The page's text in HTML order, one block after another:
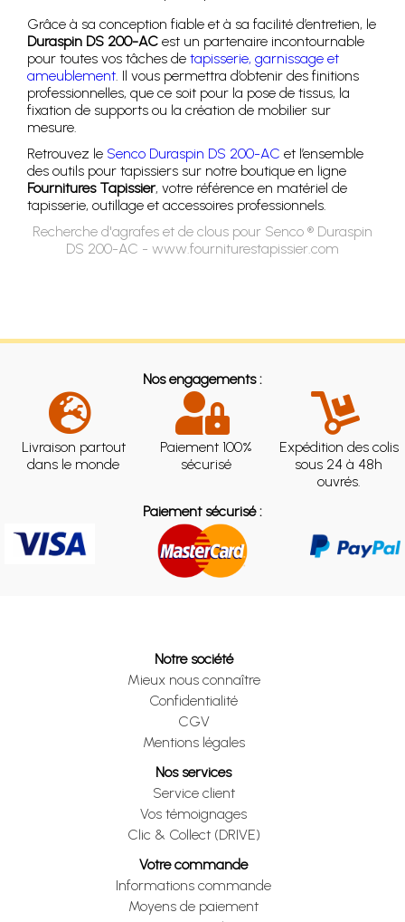
Grâce à sa conception fiable et à sa facilité d’entretien, le
Duraspin DS 200-AC est un partenaire incontournable
pour toutes vos tâches de tapisserie, garnissage et
ameublement. Il vous permettra d’obtenir des finitions
professionnelles, que ce soit pour la pose de tissus, la
fixation de supports ou la création de mobilier sur
mesure.
Retrouvez le Senco Duraspin DS 200-AC et l’ensemble
des outils pour tapissiers sur notre boutique en ligne
Fournitures Tapissier, votre référence en matériel de
tapisserie, outillage et accessoires professionnels.
Recherche d'agrafes et de clous pour Senco ® Duraspin
DS 200-AC - www.fourniturestapissier.com
Nos engagements :
Livraison partout
dans le monde
Paiement 100%
sécurisé
Expédition des colis
sous 24 à 48h
ouvrés.
Paiement sécurisé :
Notre société
Mieux nous connaître
Confidentialité
CGV
Mentions légales
Nos services
Service client
Vos témoignages
Clic & Collect (DRIVE)
Votre commande
Informations commande
Moyens de paiement